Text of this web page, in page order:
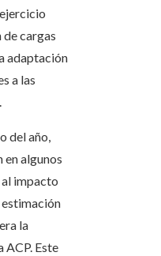
cargas
adaptación
a las
del año,
en algunos
impacto
estimación
la
ACP. Este